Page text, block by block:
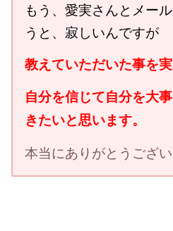
もう、愛実さんとメー
うと、寂しいんですが
教えていただいた事を実
自分を信じて自分を大
きたいと思います。
本当にありがとうござい